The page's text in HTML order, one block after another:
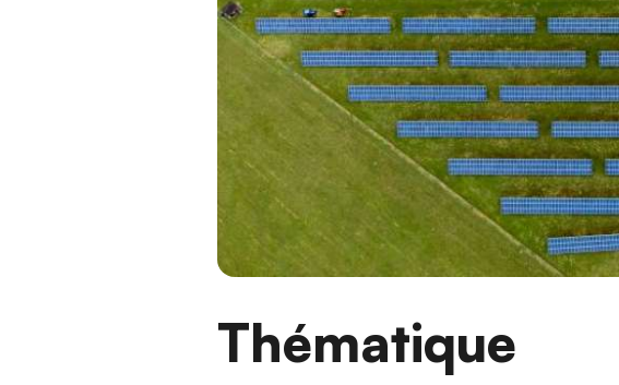
Thématique